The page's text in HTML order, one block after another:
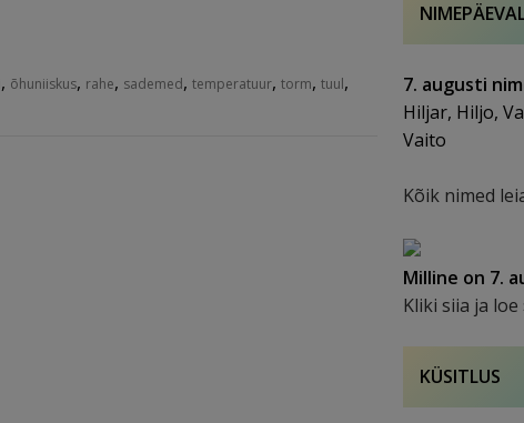
, õhuniiskus, rahe, sademed, temperatuur, torm, tuul,
7. augusti
Hiljar, Hiljo,
Vaito
Kõik nimed
Milline on 7.
Kliki siia ja loe
KÜSITLUS